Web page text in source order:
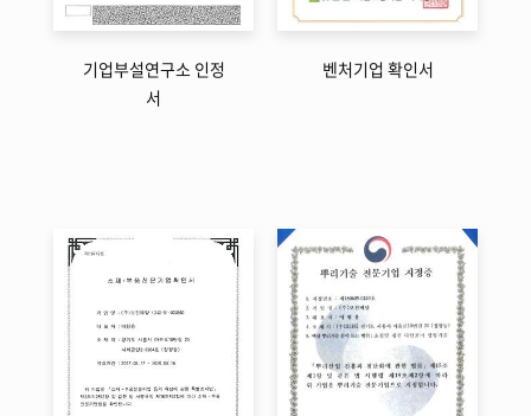
기업부설연구소 인정
서
벤처기업 확인서